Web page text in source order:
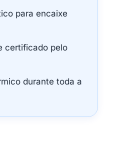
para encaixe
certificado pelo
durante toda a